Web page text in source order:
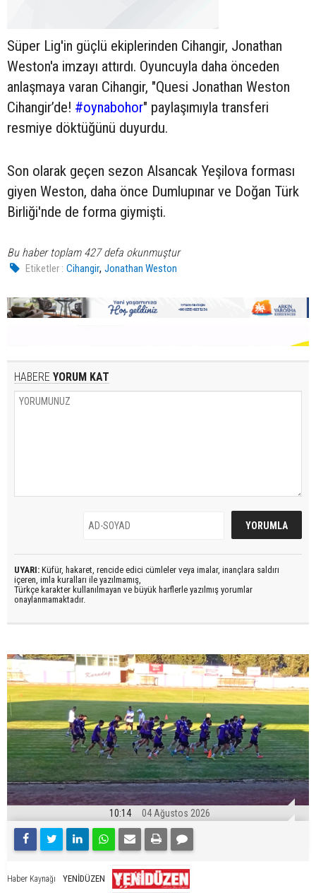
Süper Lig'in güçlü ekiplerinden Cihangir, Jonathan
Weston'a imzayı attırdı. Oyuncuyla daha önceden
anlaşmaya varan Cihangir, "Quesi Jonathan Weston
Cihangir’de! #oynabohor" paylaşımıyla transferi
resmiye döktüğünü duyurdu.
Son olarak geçen sezon Alsancak Yeşilova forması
giyen Weston, daha önce Dumlupınar ve Doğan Türk
Birliği'nde de forma giymişti.
Bu haber toplam 427 defa okunmuştur
Etiketler : Cihangir,Jonathan Weston
HABERE YORUM KAT
UYARI: Küfür, hakaret, rencide edici cümleler veya imalar, inançlara saldırı
içeren, imla kuralları ile yazılmamış,
Türkçe karakter kullanılmayan ve büyük harflerle yazılmış yorumlar
onaylanmamaktadır.
10:14 04 Ağustos 2026
Haber Kaynağı YENİDÜZEN